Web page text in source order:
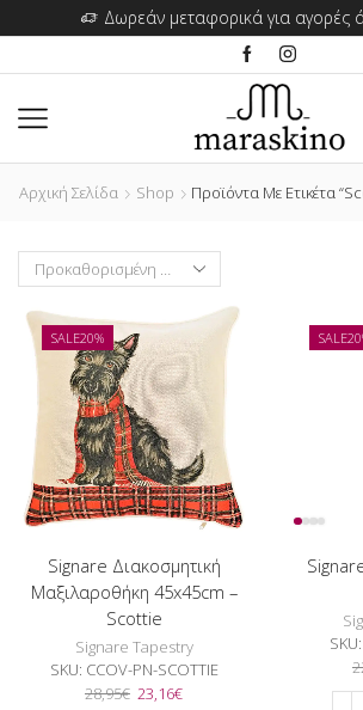
Δωρεάν μεταφορικά για αγορές
Αρχική Σελίδα Shop Προϊόντα Με Ετικέτα
SALE20%
Signare Διακοσμητική
Μαξιλαροθήκη 45x45cm –
Scottie
Signare Tapestry
SKU: CCOV-PN-SCOTTIE
28,95€ Original
23,16€Η
SALE
SKU: